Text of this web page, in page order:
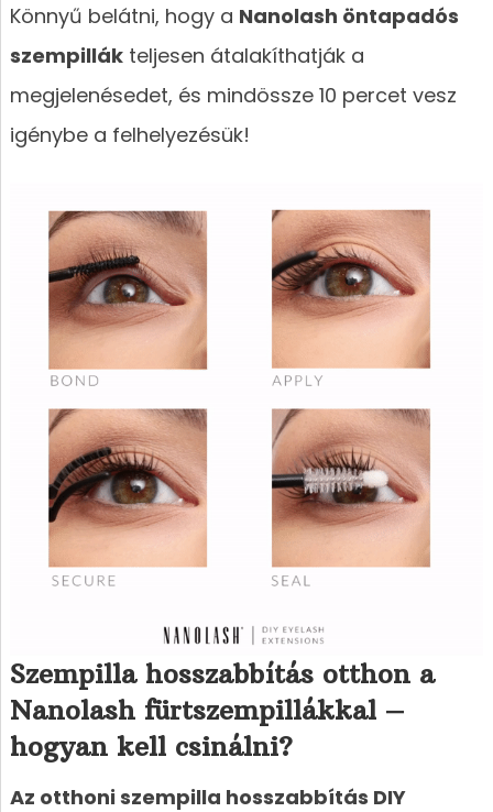
Könnyű belátni, hogy a Nanolash öntapadós
szempillákteljesen átalakíthatják a
megjelenésedet, és mindössze 10 percet vesz
igénybe a felhelyezésük!
Szempilla hosszabbítás otthon a
Nanolash fürtszempillákkal –
hogyan kell csinálni?
Az otthoni szempilla hosszabbítás DIY